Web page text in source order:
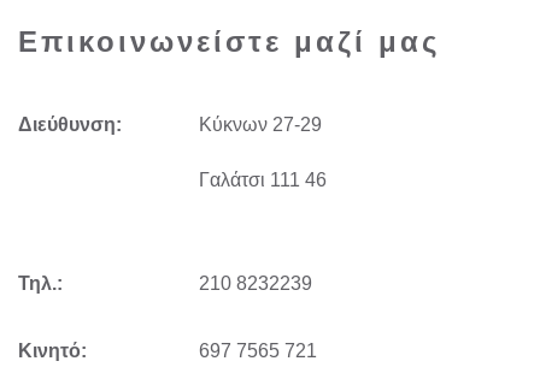
Επικοινωνείστε μαζί μας
Διεύθυνση: Kύκνων 27-29
Γαλάτσι 111 46
Τηλ.: 210 8232239
Κινητό: 697 7565 721